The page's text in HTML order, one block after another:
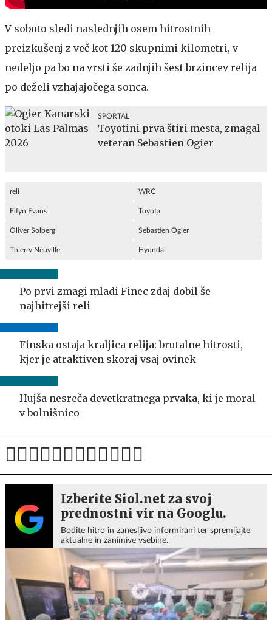
V soboto sledi naslednjih osem hitrostnih
preizkušenj z več kot 120 skupnimi kilometri, v
nedeljo pa bo na vrsti še zadnjih šest brzincev relija
po deželi vzhajajočega sonca.
SPORTAL
Toyotini prva štiri mesta, zmagal
veteran Sebastien Ogier
reli WRC
Elfyn Evans Toyota
Oliver Solberg Sebastien Ogier
Thierry Neuville Hyundai
Po prvi zmagi mladi Finec zdaj dobil še
najhitrejši reli
Finska ostaja kraljica relija: brutalne hitrosti,
kjer je atraktiven skoraj vsaj ovinek
Hujša nesreča devetkratnega prvaka, ki je moral
v bolnišnico
Izberite Siol.net za svoj
prednostni vir na Googlu.
Bodite hitro in zanesljivo informirani ter spremljajte
aktualne in zanimive vsebine.